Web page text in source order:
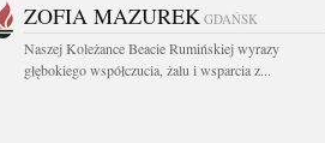
ZOFIA MAZUREK GDAŃSK
Naszej Koleżance Beacie Rumińskiej wyrazy
głębokiego współczucia, żalu i wsparcia z...